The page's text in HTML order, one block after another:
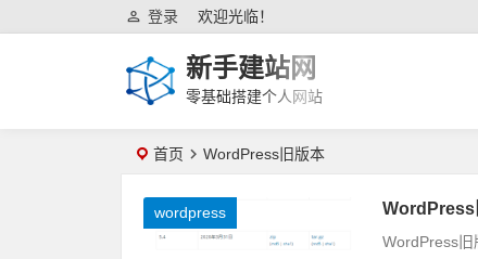
欢迎光临！
登录
新手建站网
零基础搭建个人网站
首页 WordPress旧版本
wordpress WordPress
WordPress旧